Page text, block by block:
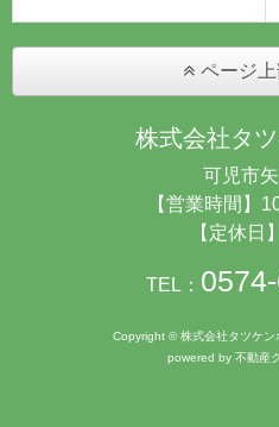
ページ
株式会社タ
可児市
【営業時間】
【定休日
TEL：
Copyright © 株式会社タツケン
powered by 不動産